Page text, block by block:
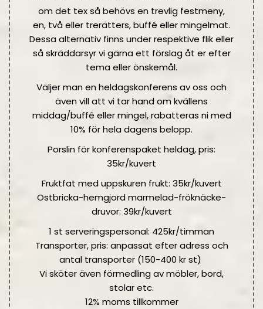
om det tex så behövs en trevlig festmeny,
en, två eller trerätters, buffé eller mingelmat.
Dessa alternativ finns under respektive flik eller
så skräddarsyr vi gärna ett förslag åt er efter
tema eller önskemål.
Väljer man en heldagskonferens av oss och
även vill att vi tar hand om kvällens
middag/buffé eller mingel, rabatteras ni med
10% för hela dagens belopp.
Porslin för konferenspaket heldag, pris:
35kr/kuvert
Fruktfat med uppskuren frukt: 35kr/kuvert
Ostbricka-hemgjord marmelad-fröknäcke-
druvor: 39kr/kuvert
1 st serveringspersonal: 425kr/timman
Transporter, pris: anpassat efter adress och
antal transporter (150-400 kr st)
Vi sköter även förmedling av möbler, bord,
stolar etc.
12% moms tillkommer